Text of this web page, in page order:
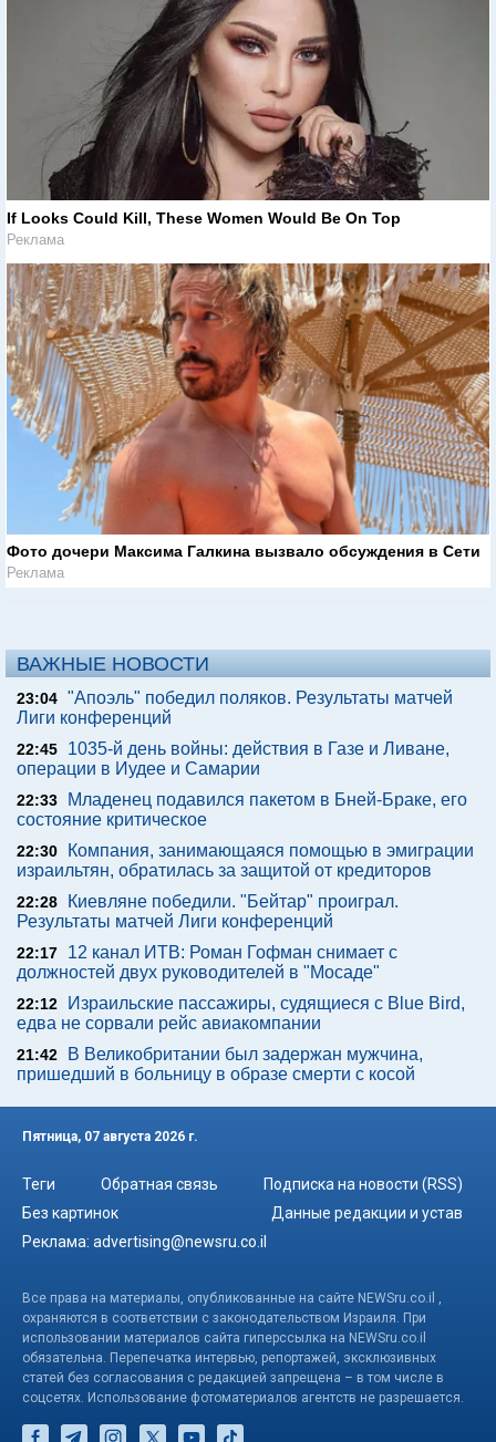
If Looks Could Kill, These Women Would Be On Top
Реклама
Фото дочери Максима Галкина вызвало обсуждения в Сети
Реклама
ВАЖНЫЕ НОВОСТИ
23:04 "Апоэль" победил поляков. Результаты матчей
Лиги конференций
22:45
1035-й день войны: действия в Газе и Ливане,
операции в Иудее и Самарии
22:33
Младенец подавился пакетом в Бней-Браке, его
состояние критическое
22:30
Компания, занимающаяся помощью в эмиграции
израильтян, обратилась за защитой от кредиторов
22:28
Киевляне победили. "Бейтар" проиграл.
Результаты матчей Лиги конференций
22:17
12 канал ИТВ: Роман Гофман снимает с
должностей двух руководителей в "Мосаде"
22:12
Израильские пассажиры, судящиеся с Blue Bird,
едва не сорвали рейс авиакомпании
21:42
В Великобритании был задержан мужчина,
пришедший в больницу в образе смерти с косой
Пятница, 07 августа 2026 г.
Теги Обратная связь
Подписка на новости (RSS)
Без картинок
Данные редакции и устав
Реклама: advertising@newsru.co.il
Все права на материалы, опубликованные на сайте NEWSru.co.il ,
охраняются в соответствии с законодательством Израиля. При
использовании материалов сайта гиперссылка на NEWSru.co.il
обязательна. Перепечатка интервью, репортажей, эксклюзивных
статей без согласования с редакцией запрещена – в том числе в
соцсетях. Использование фотоматериалов агентств не разрешается.